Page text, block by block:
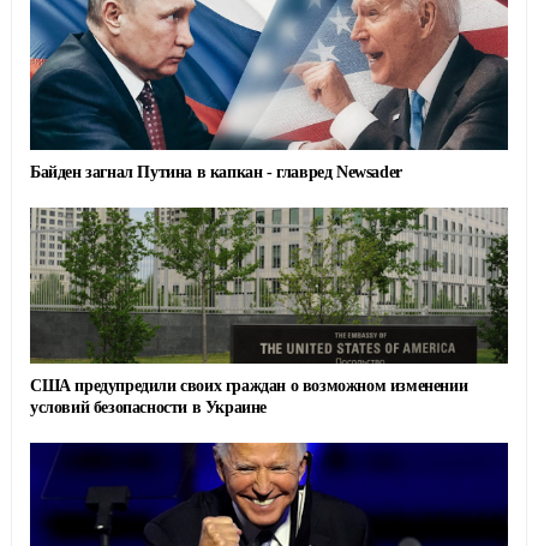
o
k
r
a
m
Байден загнал Путина в капкан - главред Newsader
США предупредили своих граждан о возможном изменении
условий безопасности в Украине